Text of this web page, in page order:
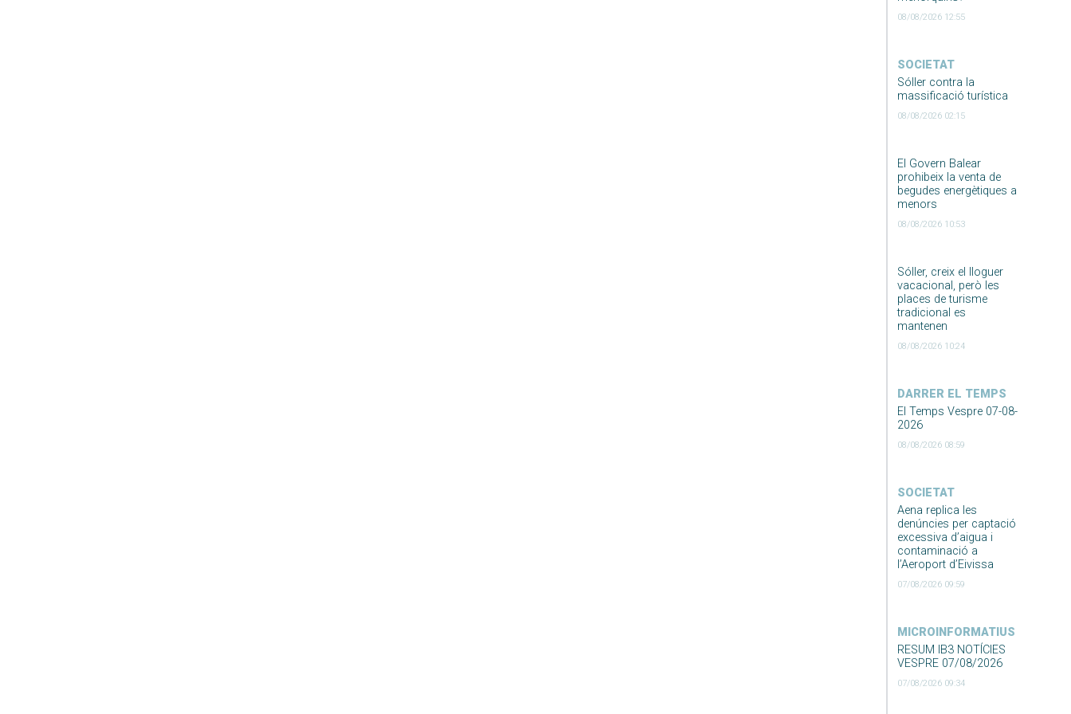
08/08/2026 12:55
SOCIETAT
Sóller contra la
massificació turística
08/08/2026 02:15
El Govern Balear
prohibeix la venta de
begudes energètiques a
menors
08/08/2026 10:53
Sóller, creix el lloguer
vacacional, però les
places de turisme
tradicional es
mantenen
08/08/2026 10:24
DARRER EL TEMPS
El Temps Vespre 07-08-
2026
08/08/2026 08:59
SOCIETAT
Aena replica les
denúncies per captació
excessiva d’aigua i
contaminació a
l’Aeroport d’Eivissa
07/08/2026 09:59
MICROINFORMATIUS
RESUM IB3 NOTÍCIES
VESPRE 07/08/2026
07/08/2026 09:34